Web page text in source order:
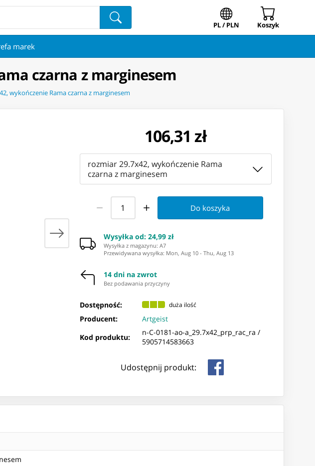
PL / PLN Koszyk
marek
czarna z marginesem
wykończenie Rama czarna z marginesem
106,31 zł
rozmiar 29.7x42, wykończenie Rama
czarna z marginesem
Do koszyka
Wysyłka od:24,99 zł
Wysyłka z magazynu: ⁨A7⁩
Przewidywana wysyłka: Mon, Aug 10 -Thu, Aug 13
14 dni na zwrot
Bez podawania przyczyny
Dostępność: duża ilość
Producent:
Artgeist
Kod produktu:
n-C-0181-ao-a_29.7x42_prp_rac_ra /
5905714583663
Udostępnij produkt: